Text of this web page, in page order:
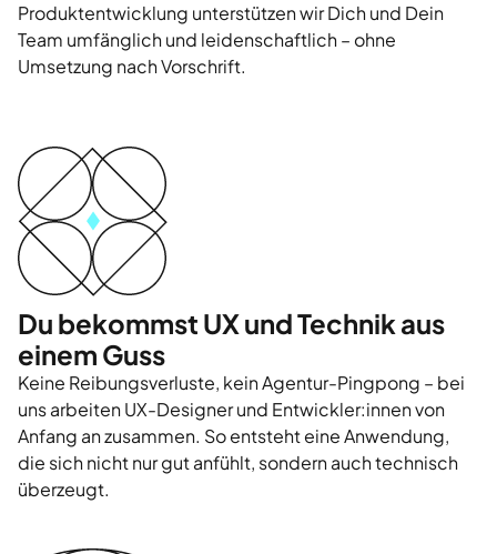
Produktentwicklung unterstützen wir Dich und Dein
Team umfänglich und leidenschaftlich – ohne
Umsetzung nach Vorschrift.
Du bekommst UX und Technik aus
einem Guss
Keine Reibungsverluste, kein Agentur-Pingpong – bei
uns arbeiten UX-Designer und Entwickler:innen von
Anfang an zusammen. So entsteht eine Anwendung,
die sich nicht nur gut anfühlt, sondern auch technisch
überzeugt.